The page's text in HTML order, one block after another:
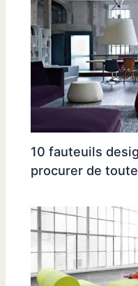
10 fauteuils
procurer de